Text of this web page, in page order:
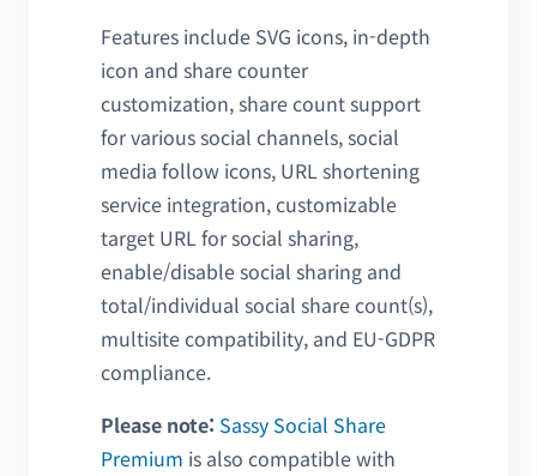
Features include SVG icons, in-depth
icon and share counter
customization, share count support
for various social channels, social
media follow icons, URL shortening
service integration, customizable
target URL for social sharing,
enable/disable social sharing and
total/individual social share count(s),
multisite compatibility, and EU-GDPR
compliance.
Please note: Sassy Social Share
Premium is also compatible with